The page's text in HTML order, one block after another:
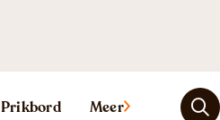
Prikbord Meer